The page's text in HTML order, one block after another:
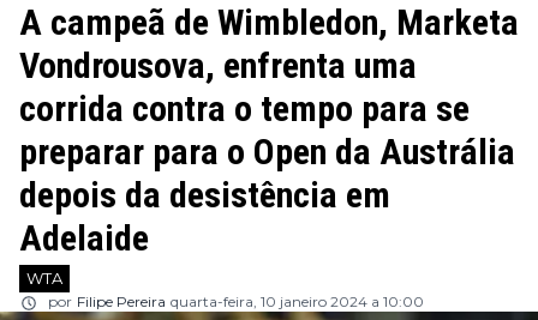
A campeã de Wimbledon, Marketa
Vondrousova, enfrenta uma
corrida contra o tempo para se
preparar para o Open da Austrália
depois da desistência em
Adelaide
WTA
por Filipe Pereira quarta-feira, 10 janeiro 2024 a 10:00